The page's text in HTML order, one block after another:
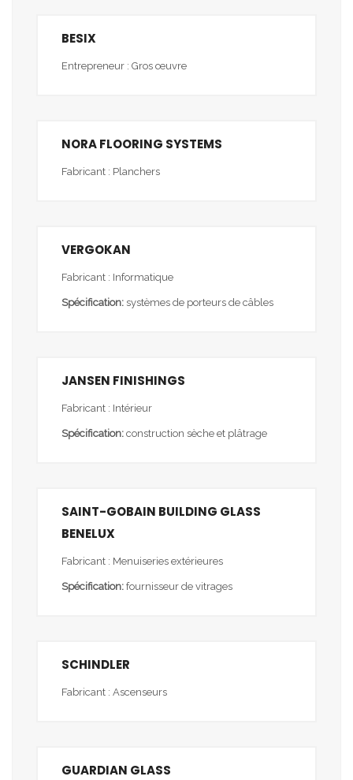
BESIX
Entrepreneur : Gros œuvre
NORA FLOORING SYSTEMS
Fabricant : Planchers
VERGOKAN
Fabricant : Informatique
Spécification: systèmes de porteurs de câbles
JANSEN FINISHINGS
Fabricant : Intérieur
Spécification: construction sèche et plâtrage
SAINT-GOBAIN BUILDING GLASS
BENELUX
Fabricant : Menuiseries extérieures
Spécification: fournisseur de vitrages
SCHINDLER
Fabricant : Ascenseurs
GUARDIAN GLASS